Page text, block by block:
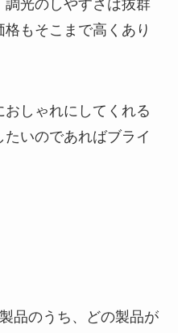
調光のしやすさは抜群
もそこまで高くあり
しゃれにしてくれる
いのであればブライ
品のうち、どの製品が